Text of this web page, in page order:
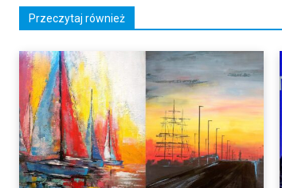
Przeczytaj również